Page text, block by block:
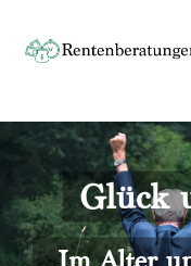
content
Startseite
Rente
Rentenberater
Über uns
Kontakt
Glück